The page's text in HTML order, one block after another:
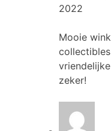
2022
Mooie
zeker!